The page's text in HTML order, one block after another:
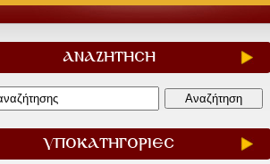
ΑΝΑΖΗΤΗΣΗ
ΥΠΟΚΑΤΗΓΟΡΙΕΣ